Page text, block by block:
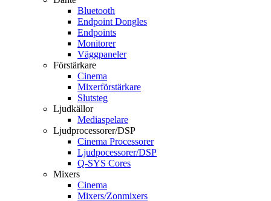
Bluetooth
Endpoint Dongles
Endpoints
Monitorer
Väggpaneler
Förstärkare
Cinema
Mixerförstärkare
Slutsteg
Ljudkällor
Mediaspelare
Ljudprocessorer/DSP
Cinema Processorer
Ljudpocessorer/DSP
Q-SYS Cores
Mixers
Cinema
Mixers/Zonmixers